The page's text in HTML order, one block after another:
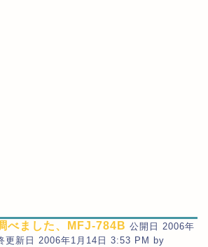
べました、MFJ-784B 公開日 2006年
新日 2006年1月14日 3:53 PM by